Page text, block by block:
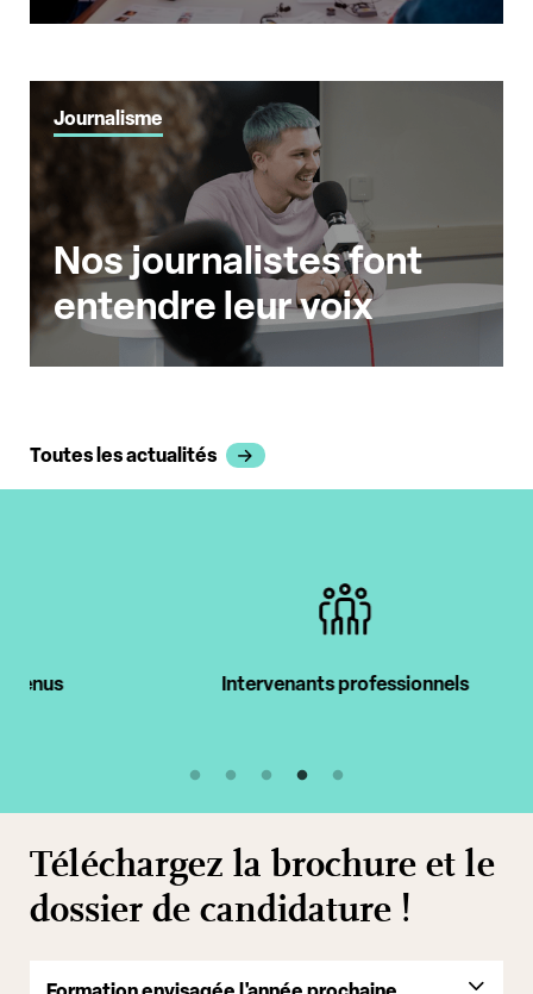
Journalisme
Nos journalistes font
entendre leur voix
Toutes les actualités
Intervenants professionnels
Téléchargez la brochure et le
dossier de candidature !